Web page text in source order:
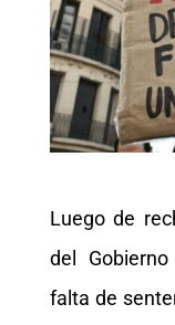
Luego de
del
falta de